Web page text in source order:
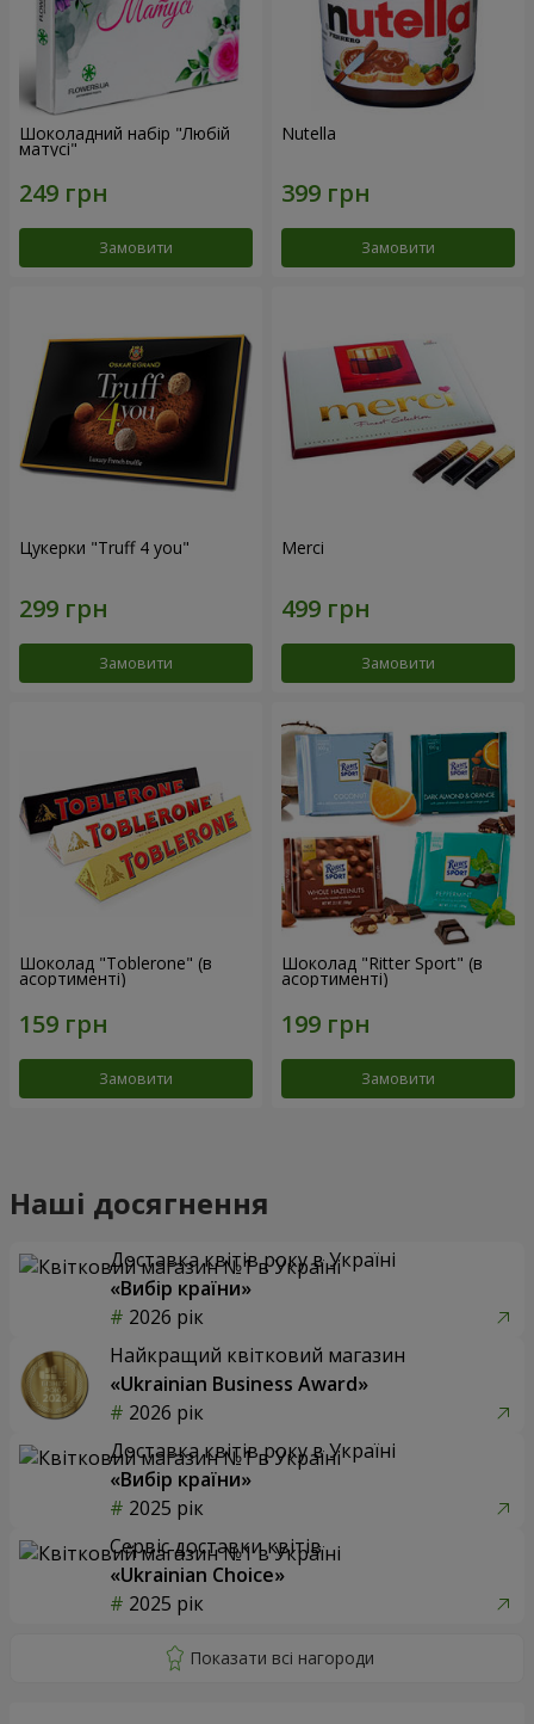
Шоколадний набір "Любій
матусі"
Замовити
Nutella
Замовити
Цукерки "Truff 4 you"
Замовити
Merci
Замовити
Шоколад "Toblerone" (в
асортименті)
Замовити
Шоколад "Ritter Sport" (в
асортименті)
Замовити
Наші досягнення
Доставка квітів року в Україні
«Вибір країни»
2026 рік
Найкращий квітковий магазин
«Ukrainian Business Award»
2026 рік
Доставка квітів року в Україні
«Вибір країни»
2025 рік
Сервіс доставки квітів
«Ukrainian Choice»
2025 рік